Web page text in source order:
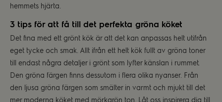
hemmets hjärta.
3 tips för att få till det perfekta gröna köket
Det fina med ett grönt kök är att det kan anpassas helt utifrån
eget tycke och smak. Allt ifrån ett helt kök fullt av gröna toner
till endast några detaljer i grönt som lyfter känslan i rummet.
Den gröna färgen finns dessutom i flera olika nyanser. Från
den ljusa gröna färgen som smälter in varmt och mjukt till det
mer moderna köket med mörkgrön ton. Låt oss inspirera dig till